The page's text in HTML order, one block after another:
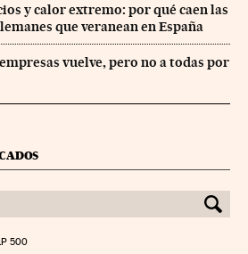
y calor extremo: por qué caen las
que veranean en España
vuelve, pero no a todas por
500